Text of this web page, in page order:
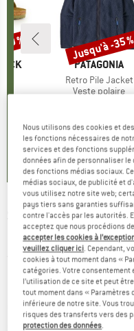
6
)
%
MARQUE
PATAGONIA
Article
Retro Pile Jacket
Product group
Veste polaire
+1
4,6(71
Remise
Jusqu'à -35
SPEEDO - SNA
Boardshort
(0)
Nous utilisons des cookies et
les fonctions nécessaires de
services et des fonctions
données afin de personnaliser
des fonctions médias sociaux.
médias sociaux, de publicité et
vous utilisez notre site web;
pays tiers sans garanties
contre l'accès par les autorités.
acceptez que nous procédions
accepter les cookies à
veuillez cliquer ici. Cependant,
cookies à tout moment dans «
catégories. Votre consentement
l’utilisation de ce site et peut
tout moment dans « Paramètres
inférieure de notre site. Vous
risques des transferts vers des
protection des données.